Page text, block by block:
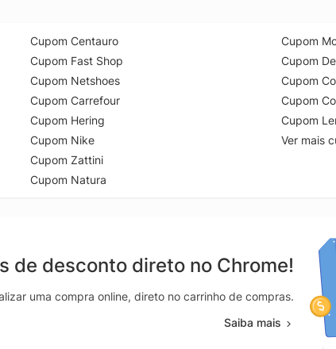
Cupom Centauro
Cupom Fast Shop
Cupom Netshoes
Cupom Carrefour
Cupom Hering
Cupom Nike
Cupom Zattini
Cupom Natura
Cupom
Cupom
Cupom
Cupom
Cupom
Ver mais
de desconto direto no Chrome!
uma compra online, direto no carrinho de compras.
Saiba mais